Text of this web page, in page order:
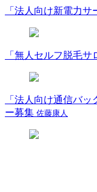
「法人向け新電力
「無人セルフ脱毛
「法人向け通信バ
ー募集 佐藤康人